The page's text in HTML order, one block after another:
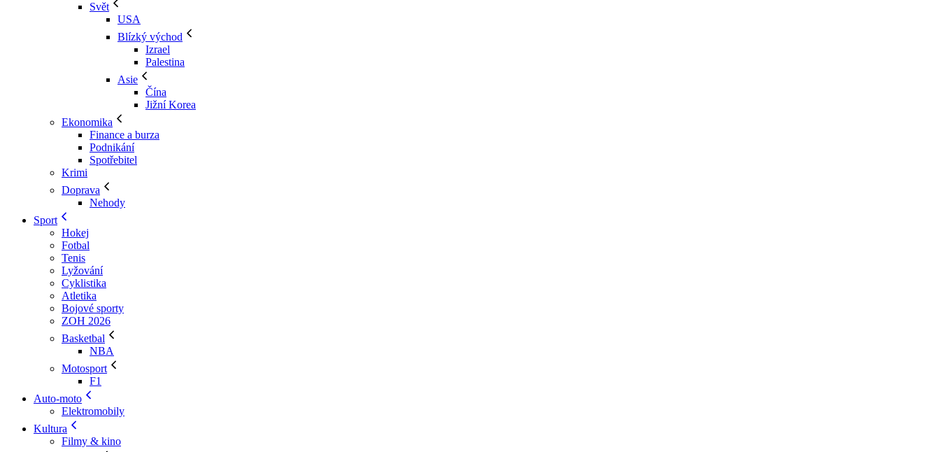
Svět
USA
Blízký východ
Izrael
Palestina
Asie
Čína
Jižní Korea
Ekonomika
Finance a burza
Podnikání
Spotřebitel
Krimi
Doprava
Nehody
Sport
Hokej
Fotbal
Tenis
Lyžování
Cyklistika
Atletika
Bojové sporty
ZOH 2026
Basketbal
NBA
Motosport
F1
Auto-moto
Elektromobily
Kultura
Filmy & kino